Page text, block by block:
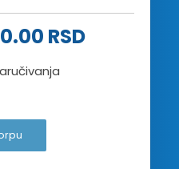
RSD.
RSDTrenutna